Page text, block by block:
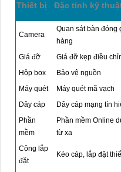
Thiết bị Đặc tính kỹ
Camera
Quan sát bàn đóng
hàng
Giá đỡ Giá đỡ kẹp điều
Hộp box
Bảo vệ nguồn
Máy quét
Máy quét mã vạch
Dây cáp
Dây cáp mạng tín
Phần
mềm
Phần mềm Online
từ xa
Công lắp
đặt
Kéo cáp, lắp đặt